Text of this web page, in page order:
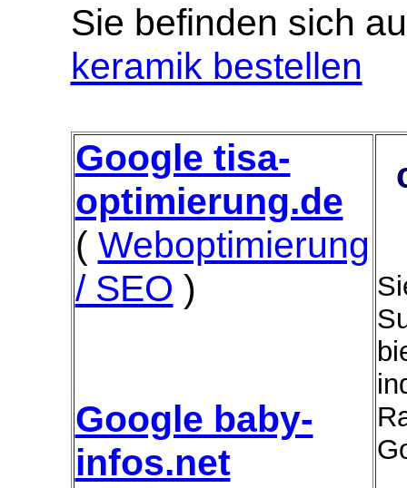
Sie befinden sich
keramik bestellen
Google tisa-
optimierung.de
( Weboptimierung
/ SEO )
Google baby-
infos.net